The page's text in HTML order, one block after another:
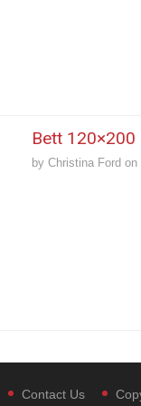
Bett 120×200
by Christina Ford on
Contact Us